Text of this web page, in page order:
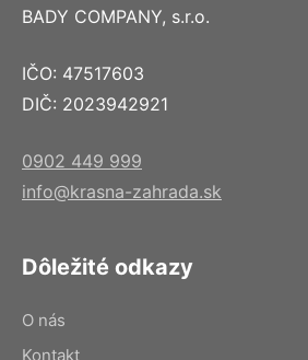
BADY COMPANY, s.r.o.
IČO: 47517603
DIČ: 2023942921
0902 449 999
info@krasna-zahrada.sk
Dôležité odkazy
O nás
Kontakt